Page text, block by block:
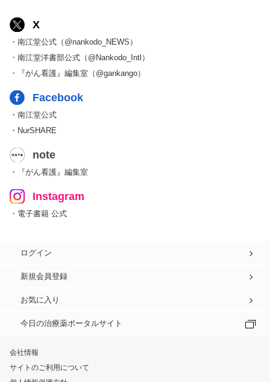
X
・南江堂公式（@nankodo_NEWS）
・南江堂洋書部公式（@Nankodo_Intl）
・『がん看護』編集室（@gankango）
Facebook
・南江堂公式
・NurSHARE
note
・『がん看護』編集室
Instagram
・電子書籍 公式
ログイン
新規会員登録
お気に入り
今日の治療薬ポータルサイト
会社情報
サイトのご利用について